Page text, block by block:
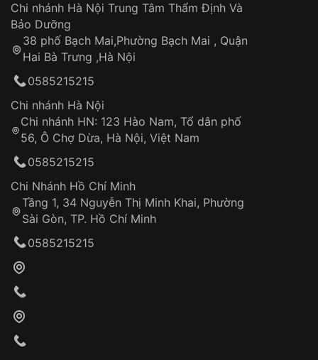
Chi nhánh Hà Nội Trung Tâm Thẩm Định Và
Bảo Dưỡng
38 phố Bạch Mai,Phường Bạch Mai , Quận
Hai Bà Trưng ,Hà Nội
0585215215
Chi nhánh Hà Nội
Chi nhánh HN: 123 Hào Nam, Tổ dân phố
56, Ô Chợ Dừa, Hà Nội, Việt Nam
0585215215
Chi Nhánh Hồ Chí Minh
Tầng 1, 34 Nguyễn Thị Minh Khai, Phường
Sài Gòn, TP. Hồ Chí Minh
0585215215